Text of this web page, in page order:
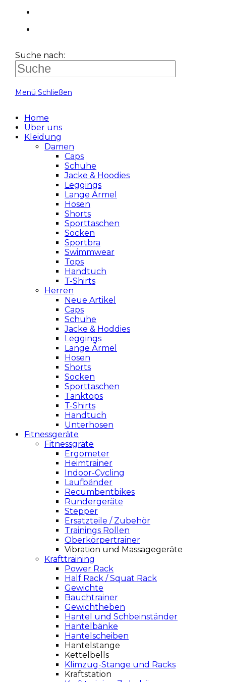
Suche nach:
Menü Schließen
Home
Über uns
Kleidung
Damen
Caps
Schuhe
Jacke & Hoodies
Leggings
Lange Ärmel
Hosen
Shorts
Sporttaschen
Socken
Sportbra
Swimmwear
Tops
Handtuch
T-Shirts
Herren
Neue Artikel
Caps
Schuhe
Jacke & Hoddies
Leggings
Lange Ärmel
Hosen
Shorts
Socken
Sporttaschen
Tanktops
T-Shirts
Handtuch
Unterhosen
Fitnessgeräte
Fitnessgräte
Ergometer
Heimtrainer
Indoor-Cycling
Laufbänder
Recumbentbikes
Rundergeräte
Stepper
Ersatzteile / Zubehör
Trainings Rollen
Oberkörpertrainer
Vibration und Massagegeräte
Krafttraining
Power Rack
Half Rack / Squat Rack
Gewichte
Bauchtrainer
Gewichtheben
Hantel und Schbeinständer
Hantelbänke
Hantelscheiben
Hantelstange
Kettelbells
Klimzug-Stange und Racks
Kraftstation